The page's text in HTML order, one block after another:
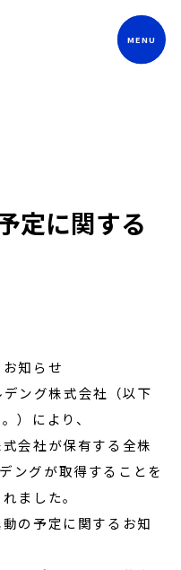
定に関する
知らせ
ング株式会社（以下
）により、
会社が保有する全株
ングが取得することを
ました。
の予定に関するお知